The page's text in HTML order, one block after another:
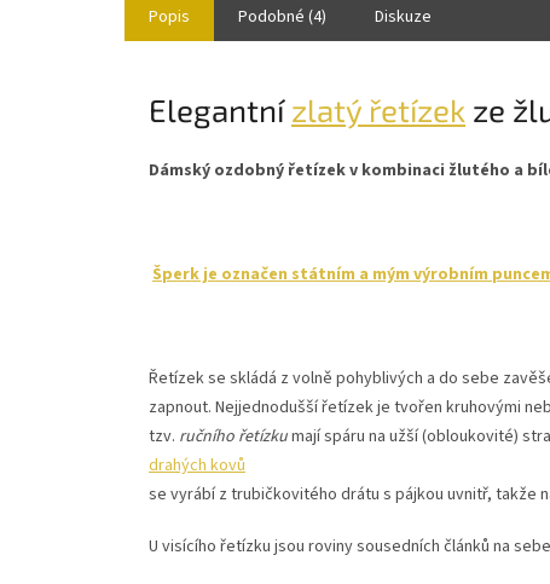
Popis Podobné (4) Diskuze
Elegantnízlatý řetízek ze
Dámský ozdobný řetízek v kombinaci žlutého a
Šperk je označen státním a mým výrobním
Řetízek se skládá z volně pohyblivých a do sebe
zapnout. Nejjednodušší řetízek je tvořen kruhovými
tzv. ručního řetízkumají spáru na užší (obloukovité)
drahých kovů
se vyrábí z trubičkovitého drátu s pájkou uvnitř, takže
U visícího řetízku jsou roviny sousedních článků na